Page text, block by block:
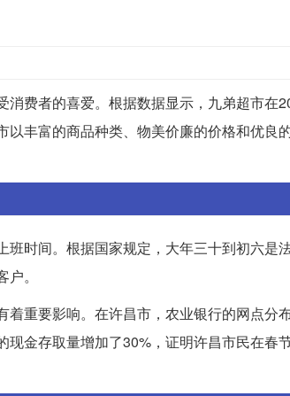
费者的喜爱。根据数据显示，九弟超市在
丰富的商品种类、物美价廉的价格和优良
时间。根据国家规定，大年三十到初六是
。
重要影响。在许昌市，农业银行的网点分
金存取量增加了30%，证明许昌市民在春